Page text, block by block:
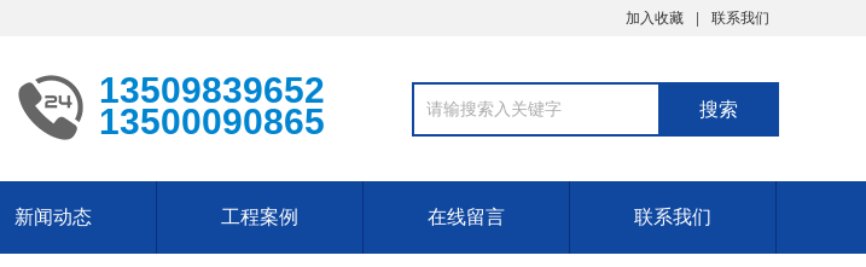
加入收藏 联系我们
13509839652
13500090865
新闻动态 工程案例 在线留言 联系我们